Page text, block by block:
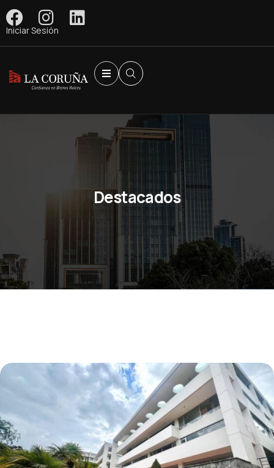
Iniciar Sesión
Destacados